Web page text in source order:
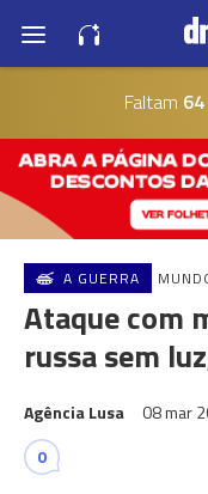
Faltam
A GUERRA
Ataque com
russa sem
Agência Lusa 08 mar
0